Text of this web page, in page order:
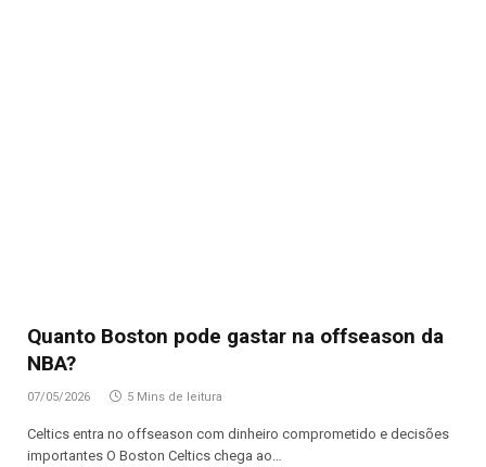
Quanto Boston pode gastar na offseason da
NBA?
07/05/2026 5 Mins de leitura
Celtics entra no offseason com dinheiro comprometido e decisões
importantes O Boston Celtics chega ao…